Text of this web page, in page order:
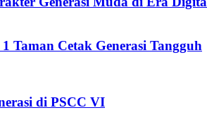
Taman Cetak Generasi Tangguh
di PSCC VI